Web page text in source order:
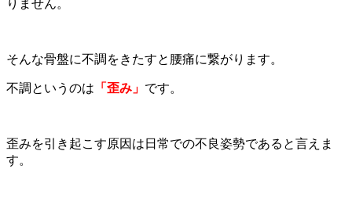
りません。
そんな骨盤に不調をきたすと腰痛に繋がります。
不調というのは 「歪み」 です。
歪みを引き起こす原因は日常での不良姿勢であると言えま
す。